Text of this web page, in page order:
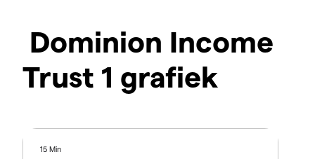
Dominion Income
Trust 1 grafiek
15 Min